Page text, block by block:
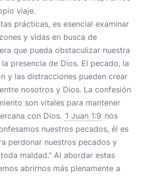
viaje.
prácticas, es esencial examinar
y vidas en busca de
que pueda obstaculizar nuestra
presencia de Dios. El pecado, la
y las distracciones pueden crear
nosotros y Dios. La confesión
son vitales para mantener
con Dios. 1 Juan 1:9 nos
nuestros pecados, él es
perdonar nuestros pecados y
maldad." Al abordar estas
abrirnos más plenamente a